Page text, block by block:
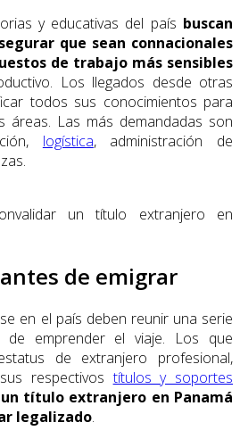
y educativas del país buscan
que sean connacionales
de trabajo más sensibles
Los llegados desde otras
todos sus conocimientos para
áreas. Las más demandadas son
logística, administración de
de emigrar
en el país deben reunir una serie
de emprender el viaje. Los que
de extranjero profesional,
respectivostítulos y soportes
título extranjero en Panamá
legalizado.